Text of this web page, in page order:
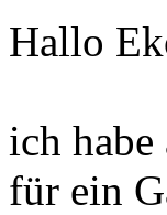
Hallo
ich
für ein